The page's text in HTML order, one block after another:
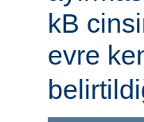
kB
evre